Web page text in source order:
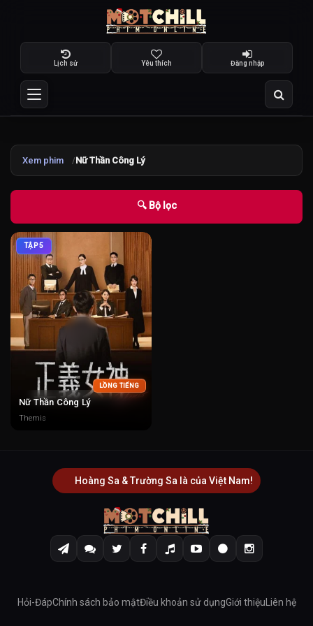
Lịch sử Yêu thích Đăng nhập
Xem phim Nữ Thần Công Lý
🔍 Bộ lọc
TẬP 5
LỒNG TIẾNG
Nữ Thần Công Lý
Themis
Hoàng Sa & Trường Sa là của Việt Nam!
Hỏi-ĐápChính sách bảo mậtĐiều khoản sử dụngGiới thiệu Liên hệ